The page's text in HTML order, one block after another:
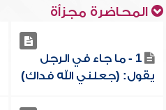
المحاضرة مجزأة
1 - ما جاء في الرجل
يقول: (جعلني الله فداك)